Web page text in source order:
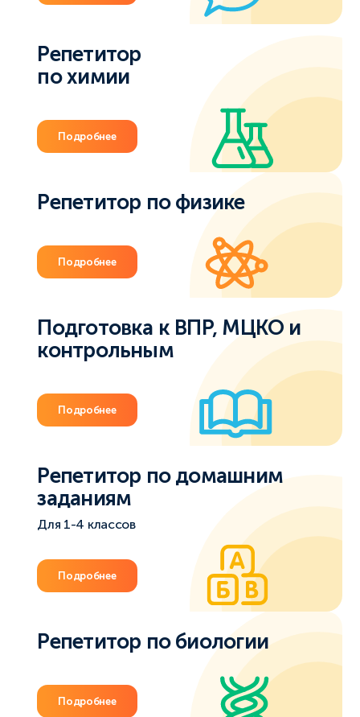
Репетитор
по химии
Подробнее
Репетитор по физике
Подробнее
Подготовка к ВПР, МЦКО и
контрольным
Подробнее
Репетитор по домашним
заданиям
Для 1-4 классов
Подробнее
Репетитор по биологии
Подробнее